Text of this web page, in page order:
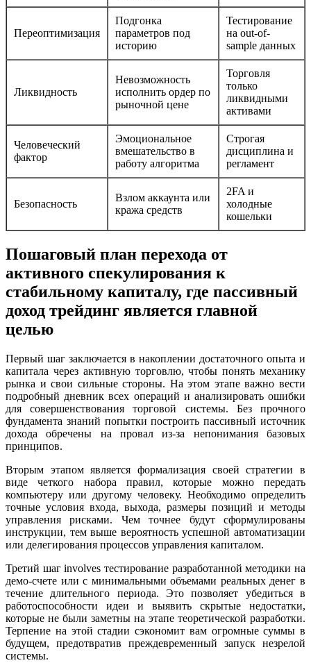
Переоптимизация
Подгонка
параметров под
историю
Тестирование
на out-of-
sample данных
Ликвидность
Невозможность
исполнить ордер по
рыночной цене
Торговля
только
ликвидными
активами
Человеческий
фактор
Эмоциональное
вмешательство в
работу алгоритма
Строгая
дисциплина и
регламент
Безопасность
Взлом аккаунта или
кража средств
2FA и
холодные
кошельки
Пошаговый план перехода от
активного спекулирования к
стабильному капиталу, где пассивный
доход трейдинг является главной
целью
Первый шаг заключается в накоплении достаточного опыта и
капитала через активную торговлю, чтобы понять механику
рынка и свои сильные стороны. На этом этапе важно вести
подробный дневник всех операций и анализировать ошибки
для совершенствования торговой системы. Без прочного
фундамента знаний попытки построить пассивный источник
дохода обречены на провал из-за непонимания базовых
принципов.
Вторым этапом является формализация своей стратегии в
виде четкого набора правил, которые можно передать
компьютеру или другому человеку. Необходимо определить
точные условия входа, выхода, размеры позиций и методы
управления рисками. Чем точнее будут сформулированы
инструкции, тем выше вероятность успешной автоматизации
или делегирования процессов управления капиталом.
Третий шаг involves тестирование разработанной методики на
демо-счете или с минимальными объемами реальных денег в
течение длительного периода. Это позволяет убедиться в
работоспособности идеи и выявить скрытые недостатки,
которые не были заметны на этапе теоретической разработки.
Терпение на этой стадии сэкономит вам огромные суммы в
будущем, предотвратив преждевременный запуск незрелой
системы.